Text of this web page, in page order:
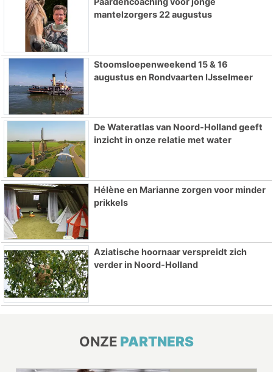
mantelzorgers 22 augustus
Stoomsloepenweekend 15 & 16
augustus en Rondvaarten IJsselmeer
De Wateratlas van Noord-Holland geeft
inzicht in onze relatie met water
Hélène en Marianne zorgen voor minder
prikkels
Aziatische hoornaar verspreidt zich
verder in Noord-Holland
ONZE PARTNERS